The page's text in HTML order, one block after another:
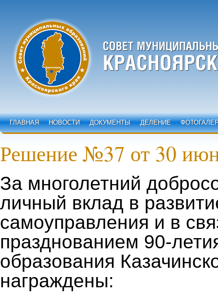
ГЛАВНАЯ НОВОСТИ ДОКУМЕНТЫ ДЕЛЕНИЕ
Решение №37 от 30
За многолетний
личный вклад в
самоуправления и в
празднованием 90-
образования
награждены: